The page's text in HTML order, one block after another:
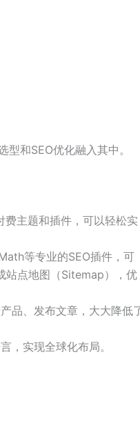
和SEO优化融入其中。
费主题和插件，可以轻松实
等专业的SEO插件，可
站点地图（Sitemap），优
品、发布文章，大大降低
，实现全球化布局。